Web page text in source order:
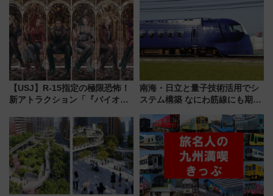
由と交通アクセス術、ライブ会
場に何を求める？
業 行き交う電車の音や振動を
感じながら「ととのう」新感覚
【USJ】R-15指定の極限恐怖！
新アトラクション「『バイオハ
ブ」今秋登場 ―予測不能の恐
怖に泣き叫べ―
南海・日立と量子技術活用でシ
ステム構築 なにわ筋線にも期待